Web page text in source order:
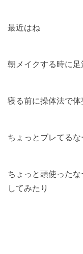
最近はね
朝メイクする時に足
寝る前に操体法で体
ちょっとブレてる
ちょっと頭使った
してみたり